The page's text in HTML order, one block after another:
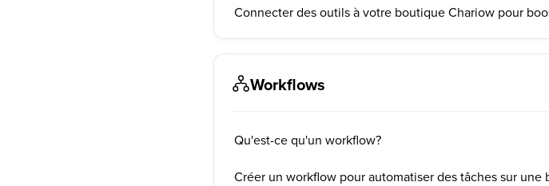
Connecter des outils à votre boutique Chariow pour
Workflows
Qu'est-ce qu'un workflow?
Créer un workflow pour automatiser des tâches sur une